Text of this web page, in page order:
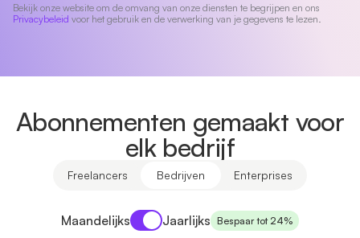
Bekijk onze website om de omvang van onze diensten te begrijpen en ons
Privacybeleid voor het gebruik en de verwerking van je gegevens te lezen.
Abonnementen gemaakt voor
elk bedrijf
Freelancers Bedrijven Enterprises
MaandelijksPayment period
Jaarlijks Bespaar tot 24%